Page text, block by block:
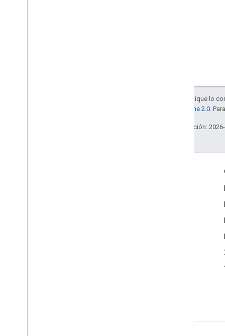
Salvo que se indique lo
licencia Apache 2.0 .
Última actualización: